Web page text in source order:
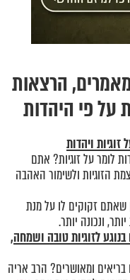
הרצאות
על פי היהדות
ויהדות
לומר על זוגיות? אתם
הזוגיות ולשימור האהבה
שאתם זקוקים לו על מנת
ונכונה יותר.
לזוגיות טובה ושמחה,
בריאים ומאושרים? הרב אריה